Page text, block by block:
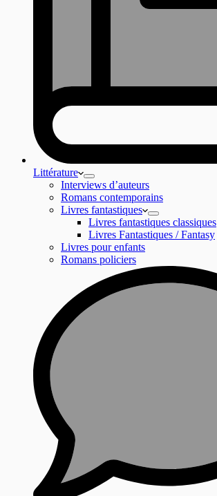
Littérature
Interviews d’auteurs
Romans contemporains
Livres fantastiques
Livres fantastiques classiques
Livres Fantastiques / Fantasy
Livres pour enfants
Romans policiers